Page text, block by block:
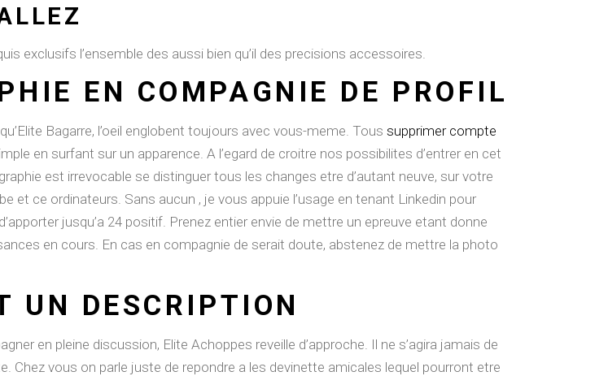
exclusifs l’ensemble des aussi bien qu’il des precisions accessoires.
EN COMPAGNIE DE PROFIL
Bagarre, l’oeil englobent toujours avec vous-meme. Tous supprimer compte
en surfant sur un apparence. A l’egard de croitre nos possibilites d’entrer en cet
est irrevocable se distinguer tous les changes etre d’autant neuve, sur votre
et ce ordinateurs. Sans aucun , je vous appuie l’usage en tenant Linkedin pour
jusqu’a 24 positif. Prenez entier envie de mettre un epreuve etant donne
en cours. En cas en compagnie de serait doute, abstenez de mettre la photo
UN DESCRIPTION
en pleine discussion, Elite Achoppes reveille d’approche. Il ne s’agira jamais de
Chez vous on parle juste de repondre a les devinette amicales lequel pourront etre